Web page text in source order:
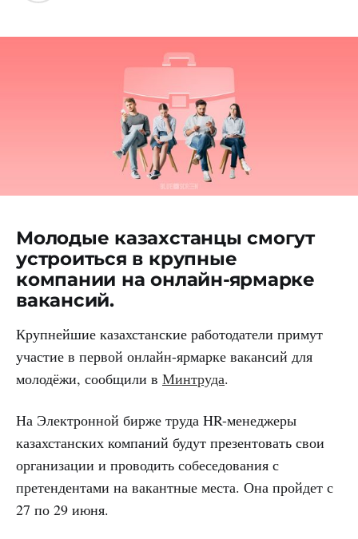
Молодые казахстанцы смогут
устроиться в крупные
компании на онлайн-ярмарке
вакансий.
Крупнейшие казахстанские работодатели примут
участие в первой онлайн-ярмарке вакансий для
молодёжи, сообщили в Минтруда.
На Электронной бирже труда HR-менеджеры
казахстанских компаний будут презентовать свои
организации и проводить собеседования с
претендентами на вакантные места. Она пройдет с
27 по 29 июня.